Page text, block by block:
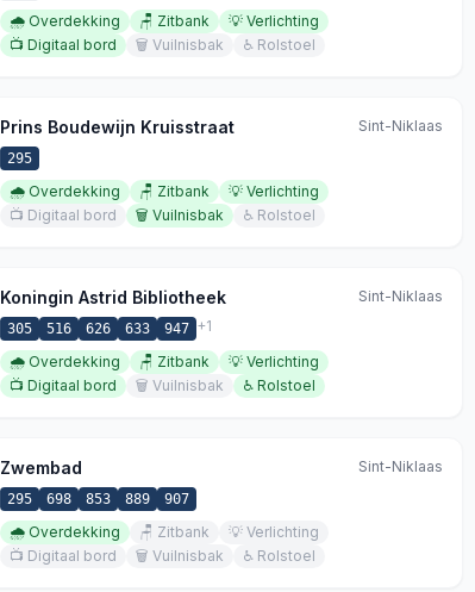
🌧️ Overdekking 🪑 Zitbank 💡 Verlichting
📺 Digitaal bord 🗑️ Vuilnisbak ♿ Rolstoel
Prins Boudewijn Kruisstraat Sint-Niklaas
295
🌧️ Overdekking 🪑 Zitbank 💡 Verlichting
📺 Digitaal bord 🗑️ Vuilnisbak ♿ Rolstoel
Koningin Astrid Bibliotheek Sint-Niklaas
305 516 626 633 947 +1
🌧️ Overdekking 🪑 Zitbank 💡 Verlichting
📺 Digitaal bord 🗑️ Vuilnisbak ♿ Rolstoel
Zwembad Sint-Niklaas
295 698 853 889 907
🌧️ Overdekking 🪑 Zitbank 💡 Verlichting
📺 Digitaal bord 🗑️ Vuilnisbak ♿ Rolstoel